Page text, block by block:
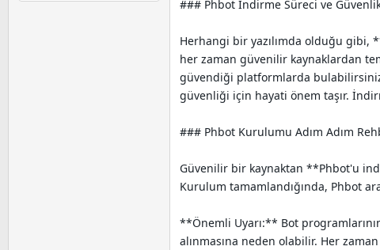
### Phbot İndirme Süreci ve Güvenlik
Herhangi bir yazılımda olduğu gibi,
her zaman güvenilir kaynaklardan
güvendiği platformlarda
güvenliği için hayati önem taşır.
### Phbot Kurulumu Adım Adım
Güvenilir bir kaynaktan **Phbot'u
Kurulum tamamlandığında, Phbot
**Önemli Uyarı:** Bot
alınmasına neden olabilir. Her